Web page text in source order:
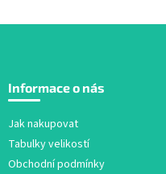
p
Informace o nás
Jak nakupovat
Tabulky velikostí
Obchodní podmínky